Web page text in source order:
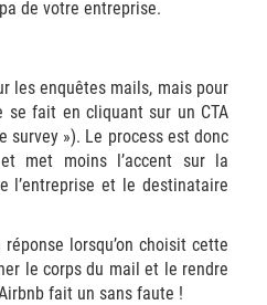
de votre entreprise.
les enquêtes mails, mais pour
se fait en cliquant sur un CTA
survey »). Le process est donc
met moins l’accent sur la
l’entreprise et le destinataire
lorsqu’on choisit cette
le corps du mail et le rendre
fait un sans faute !